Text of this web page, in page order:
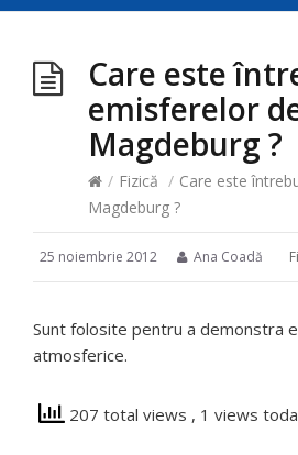
Care este
emisferelor
Magdeburg ?
/ Fizică / Care este
Magdeburg ?
25 noiembrie 2012 Ana Coadă
Sunt folosite pentru a demonstra
atmosferice.
207 total views , 1 views